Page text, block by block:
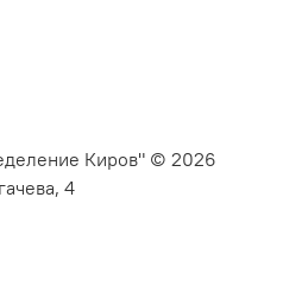
Киров" © 2026
4